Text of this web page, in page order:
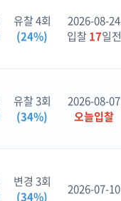
유찰 4회
(24%)
2026-08-24
입찰17일전
유찰 3회
(34%)
2026-08-07
오늘입찰
변경 3회
(34%)
2026-07-10